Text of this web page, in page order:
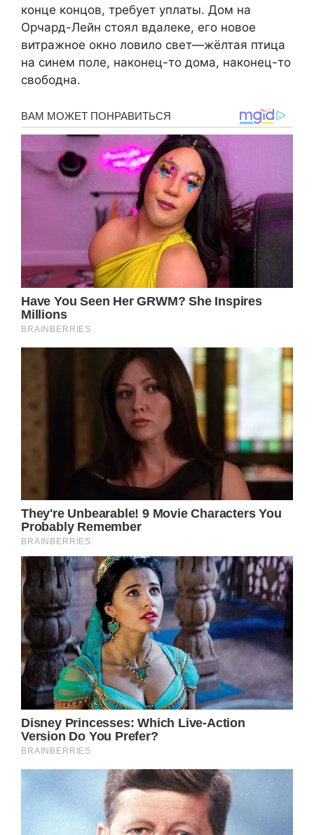
конце концов, требует уплаты. Дом на
Орчард-Лейн стоял вдалеке, его новое
витражное окно ловило свет—жёлтая птица
на синем поле, наконец-то дома, наконец-то
свободна.